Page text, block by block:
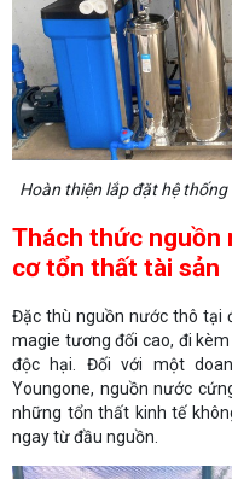
Hoàn thiện lắp đặt hệ
Thách thức nguồn
cơ tổn thất tài sản
Đặc thù nguồn nước thô tại
magie tương đối cao, đi
độc hại. Đối với một
Youngone, nguồn nước
những tổn thất kinh tế
ngay từ đầu nguồn.